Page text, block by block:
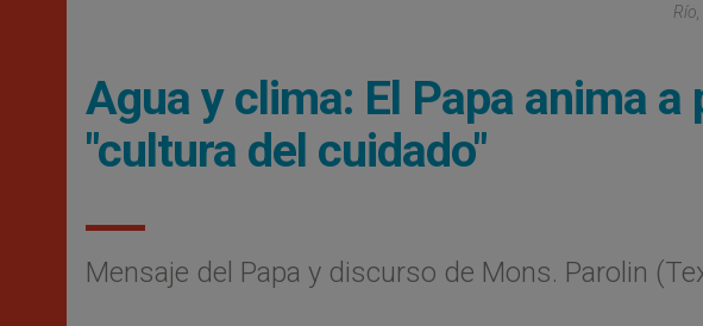
Agua y clima: El Papa anima a
"cultura del cuidado"
Mensaje del Papa y discurso de Mons. Parolin